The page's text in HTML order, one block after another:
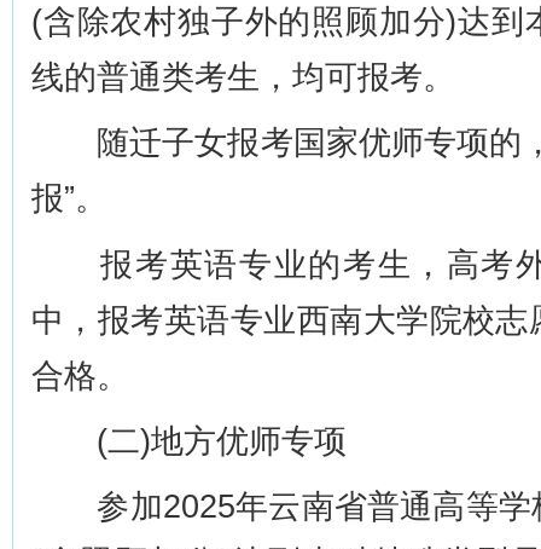
(含除农村独子外的照顾加分)达到
线的普通类考生，均可报考。
随迁子女报考国家优师专项的
报”。
报考英语专业的考生，高考
中，报考英语专业西南大学院校
合格。
(二)地方优师专项
参加2025年云南省普通高等学